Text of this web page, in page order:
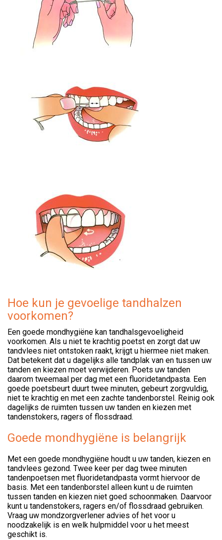
Hoe kun je gevoelige tandhalzen
voorkomen?
Een goede mondhygiëne kan tandhalsgevoeligheid
voorkomen. Als u niet te krachtig poetst en zorgt dat uw
tandvlees niet ontstoken raakt, krijgt u hiermee niet maken.
Dat betekent dat u dagelijks alle tandplak van en tussen uw
tanden en kiezen moet verwijderen. Poets uw tanden
daarom tweemaal per dag met een fluoridetandpasta. Een
goede poetsbeurt duurt twee minuten, gebeurt zorgvuldig,
niet te krachtig en met een zachte tandenborstel. Reinig ook
dagelijks de ruimten tussen uw tanden en kiezen met
tandenstokers, ragers of flossdraad.
Goede mondhygiëne is belangrijk
Met een goede mondhygiëne houdt u uw tanden, kiezen en
tandvlees gezond. Twee keer per dag twee minuten
tandenpoetsen met fluoridetandpasta vormt hiervoor de
basis. Met een tandenborstel alleen kunt u de ruimten
tussen tanden en kiezen niet goed schoonmaken. Daarvoor
kunt u tandenstokers, ragers en/of flossdraad gebruiken.
Vraag uw mondzorgverlener advies of het voor u
noodzakelijk is en welk hulpmiddel voor u het meest
geschikt is.